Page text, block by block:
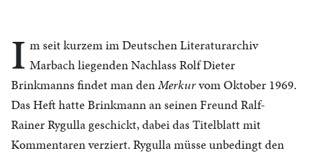
I m seit kurzem im Deutschen Literaturarchiv
Marbach liegenden Nachlass Rolf Dieter
Brinkmanns findet man denMerkurvom Oktober 1969.
Das Heft hatte Brinkmann an seinen Freund Ralf-
Rainer Rygulla geschickt, dabei das Titelblatt mit
Kommentaren verziert. Rygulla müsse unbedingt den